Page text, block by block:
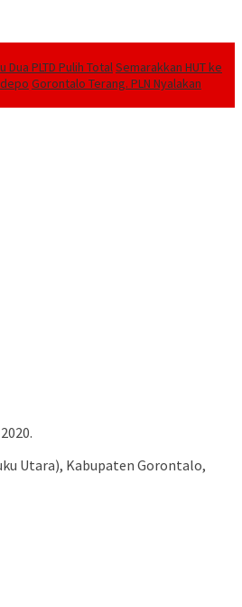
PLTD Pulih TotalSemarakkan HUT ke
Gorontalo Terang. PLN Nyalakan
Utara), Kabupaten Gorontalo,